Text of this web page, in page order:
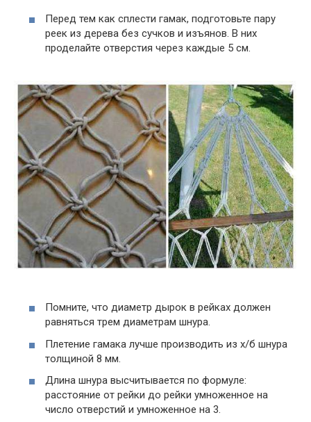
Перед тем как сплести гамак, подготовьте пару
реек из дерева без сучков и изъянов. В них
проделайте отверстия через каждые 5 см.
Помните, что диаметр дырок в рейках должен
равняться трем диаметрам шнура.
Плетение гамака лучше производить из х/б шнура
толщиной 8 мм.
Длина шнура высчитывается по формуле:
расстояние от рейки до рейки умноженное на
число отверстий и умноженное на 3.